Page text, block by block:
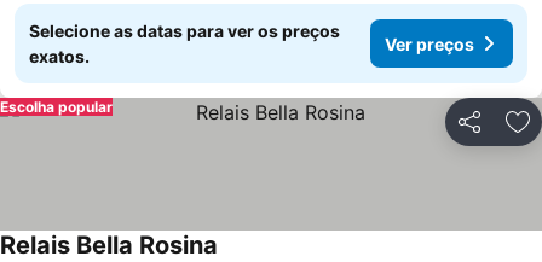
Selecione as datas para ver os preços
exatos.
Ver preços
Partilhar
Escolha popular
Relais Bella Rosina